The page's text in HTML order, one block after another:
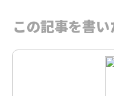
この記事を書